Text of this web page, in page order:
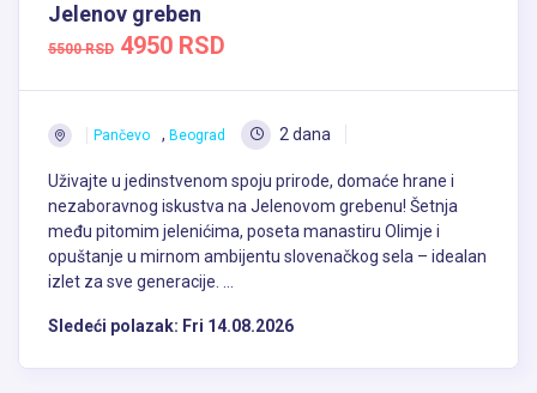
Jelenov greben
5500 RSD 4950 RSD
Pančevo , Beograd 2 dana
Uživajte u jedinstvenom spoju prirode, domaće hrane i
nezaboravnog iskustva na Jelenovom grebenu! Šetnja
među pitomim jelenićima, poseta manastiru Olimje i
opuštanje u mirnom ambijentu slovenačkog sela – idealan
izlet za sve generacije. ...
Sledeći polazak: Fri 14.08.2026